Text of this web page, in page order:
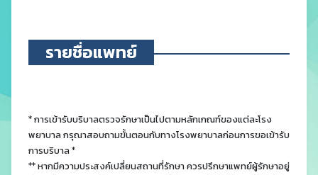
รายชื่อแพทย์
* การเข้ารับบริบาลตรวจรักษาเป็นไปตามหลักเกณฑ์ของแต่ละโรง
พยาบาล กรุณาสอบถามขั้นตอนกับทางโรงพยาบาลก่อนการขอเข้ารับ
การบริบาล *
** หากมีความประสงค์เปลี่ยนสถานที่รักษา ควรปรึกษาแพทย์ผู้รักษาอยู่